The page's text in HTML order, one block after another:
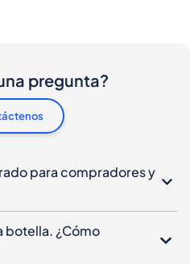
pregunta?
para compradores y
botella. ¿Cómo